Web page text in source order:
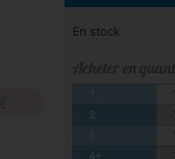
🛒
En stock
2